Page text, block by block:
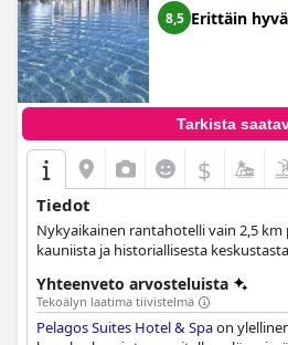
8,5 Erittäin hyvä
Tarkista
$
Tiedot
Nykyaikainen rantahotelli vain 2,5 km
kauniista ja historiallisesta
Yhteenveto arvosteluista
Tekoälyn laatima tiivistelmä
Pelagos Suites Hotel & Spaon